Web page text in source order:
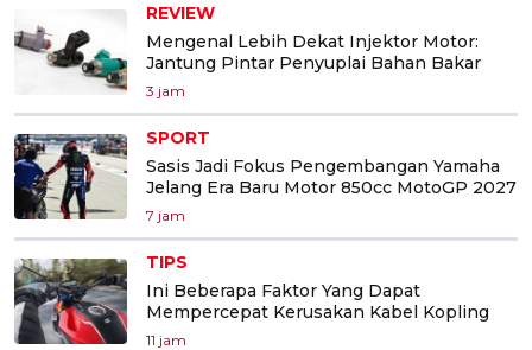
REVIEW
Mengenal Lebih Dekat Injektor Motor:
Jantung Pintar Penyuplai Bahan Bakar
3 jam
SPORT
Sasis Jadi Fokus Pengembangan Yamaha
Jelang Era Baru Motor 850cc MotoGP 2027
7 jam
TIPS
Ini Beberapa Faktor Yang Dapat
Mempercepat Kerusakan Kabel Kopling
11 jam